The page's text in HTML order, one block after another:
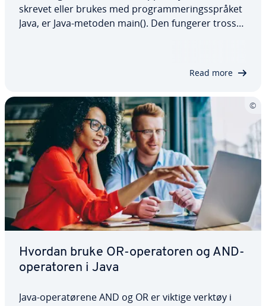
skrevet eller brukes med programmeringsspråket
Java, er Java-metoden main(). Den fungerer tross
Read more
Hvordan bruke OR-operatoren og AND-
operatoren i Java
Java-operatørene AND og OR er viktige verktøy i